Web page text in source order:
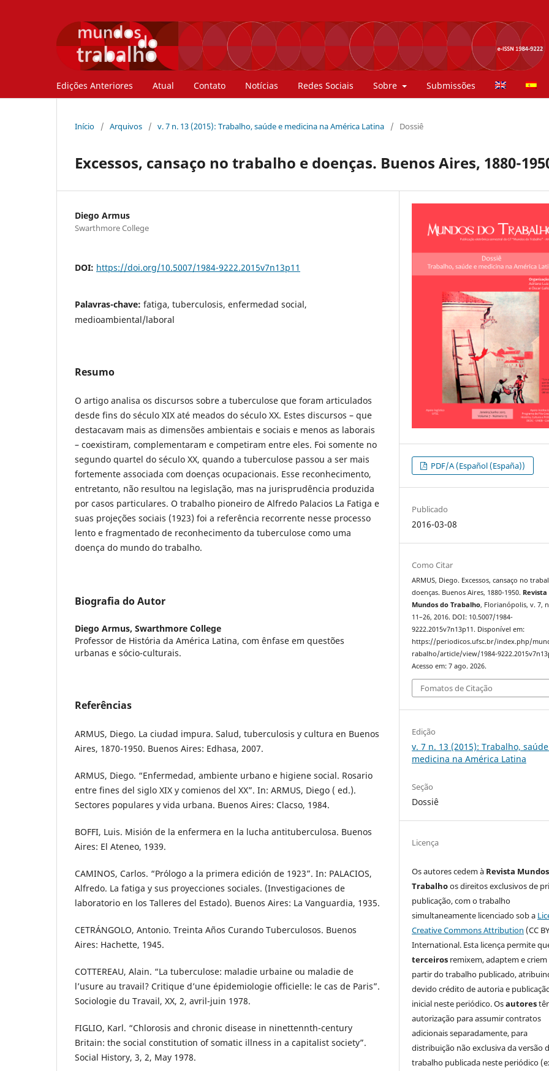
Edições Anteriores Atual Contato Notícias Redes Sociais Sobre Submissões
Início / Arquivos / v. 7 n. 13 (2015): Trabalho, saúde e medicina na América Latina / Dossiê
Excessos, cansaço no trabalho e doenças. Buenos Aires, 1880-
Diego Armus
Swarthmore College
DOI: https://doi.org/10.5007/1984-9222.2015v7n13p11
Palavras-chave: fatiga, tuberculosis, enfermedad social,
medioambiental/laboral
Resumo
O artigo analisa os discursos sobre a tuberculose que foram articulados
desde fins do século XIX até meados do século XX. Estes discursos – que
destacavam mais as dimensões ambientais e sociais e menos as laborais
– coexistiram, complementaram e competiram entre eles. Foi somente no
segundo quartel do século XX, quando a tuberculose passou a ser mais
fortemente associada com doenças ocupacionais. Esse reconhecimento,
entretanto, não resultou na legislação, mas na jurisprudência produzida
por casos particulares. O trabalho pioneiro de Alfredo Palacios La Fatiga e
suas projeções sociais (1923) foi a referência recorrente nesse processo
lento e fragmentado de reconhecimento da tuberculose como uma
doença do mundo do trabalho.
Biografia do Autor
Diego Armus, Swarthmore College
Professor de História da América Latina, com ênfase em questões
urbanas e sócio-culturais.
Referências
ARMUS, Diego. La ciudad impura. Salud, tuberculosis y cultura en Buenos
Aires, 1870-1950. Buenos Aires: Edhasa, 2007.
ARMUS, Diego. “Enfermedad, ambiente urbano e higiene social. Rosario
entre fines del siglo XIX y comienos del XX”. In: ARMUS, Diego ( ed.).
Sectores populares y vida urbana. Buenos Aires: Clacso, 1984.
BOFFI, Luis. Misión de la enfermera en la lucha antituberculosa. Buenos
Aires: El Ateneo, 1939.
CAMINOS, Carlos. “Prólogo a la primera edición de 1923”. In: PALACIOS,
Alfredo. La fatiga y sus proyecciones sociales. (Investigaciones de
laboratorio en los Talleres del Estado). Buenos Aires: La Vanguardia, 1935.
CETRÁNGOLO, Antonio. Treinta Años Curando Tuberculosos. Buenos
Aires: Hachette, 1945.
COTTEREAU, Alain. “La tuberculose: maladie urbaine ou maladie de
l’usure au travail? Critique d’une épidemiologie officielle: le cas de Paris”.
Sociologie du Travail, XX, 2, avril-juin 1978.
FIGLIO, Karl. “Chlorosis and chronic disease in ninettennth-century
Britain: the social constitution of somatic illness in a capitalist society”.
Social History, 3, 2, May 1978.
PDF/A (Español (España))
Publicado
2016-03-08
Como Citar
ARMUS, Diego. Excessos, cansaço no
doenças. Buenos Aires, 1880-1950. Revista
Mundos do Trabalho, Florianópolis, v. 7,
11–26, 2016. DOI: 10.5007/1984-
9222.2015v7n13p11. Disponível em:
https://periodicos.ufsc.br/index.php/
rabalho/article/view/1984-
Acesso em: 7 ago. 2026.
Fomatos de Citação
Edição
v. 7 n. 13 (2015): Trabalho,
medicina na América Latina
Seção
Dossiê
Licença
Os autores cedem à Revista
Trabalhoos direitos exclusivos de
publicação, com o trabalho
simultaneamente licenciado sob a
Creative Commons Attribution (CC
International. Esta licença permite
terceiros remixem, adaptem e criem
partir do trabalho publicado,
devido crédito de autoria e
inicial neste periódico. Osautores
autorização para assumir contratos
adicionais separadamente, para
distribuição não exclusiva da versão
trabalho publicada neste periódico